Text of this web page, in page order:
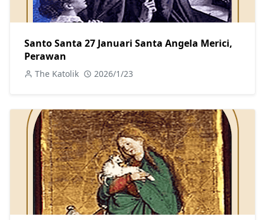
Santo Santa 27 Januari Santa Angela Merici,
Perawan
The Katolik 2026/1/23